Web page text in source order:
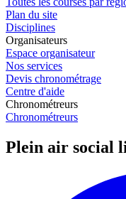
Plan du site
Disciplines
Organisateurs
Espace organisateur
Nos services
Devis chronométrage
Centre d'aide
Chronométreurs
Chronométreurs
Plein air social